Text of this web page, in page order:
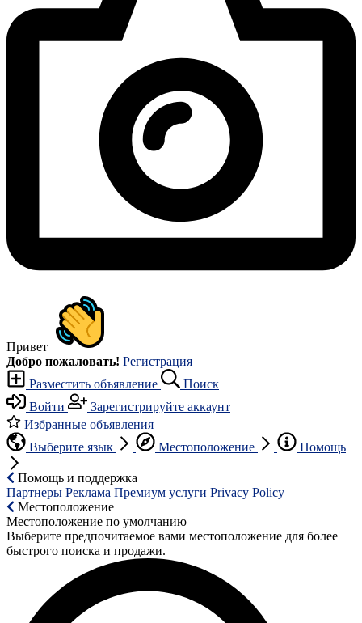
Привет
Добро пожаловать! Регистрация
Разместить объявление
Поиск
Войти
Зарегистрируйте аккаунт
Избранные объявления
Выберите язык
Местоположение Помощь
Помощь и поддержка
Партнеры Реклама Премиум услуги Privacy Policy
Местоположение
Местоположение по умолчанию
Выберите предпочитаемое вами местоположение для более
быстрого поиска и продажи.